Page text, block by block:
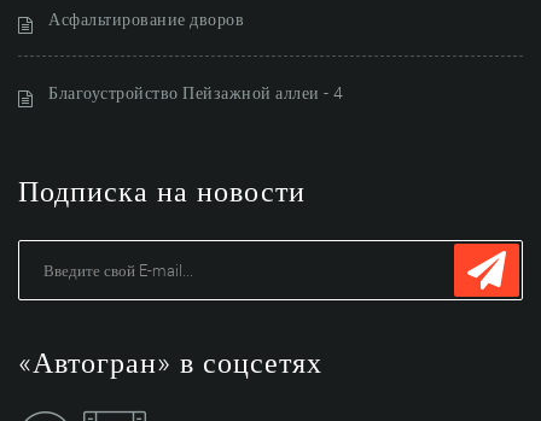
Асфальтирование дворов
Благоустройство Пейзажной аллеи - 4
Подписка на новости
«Автогран» в соцсетях